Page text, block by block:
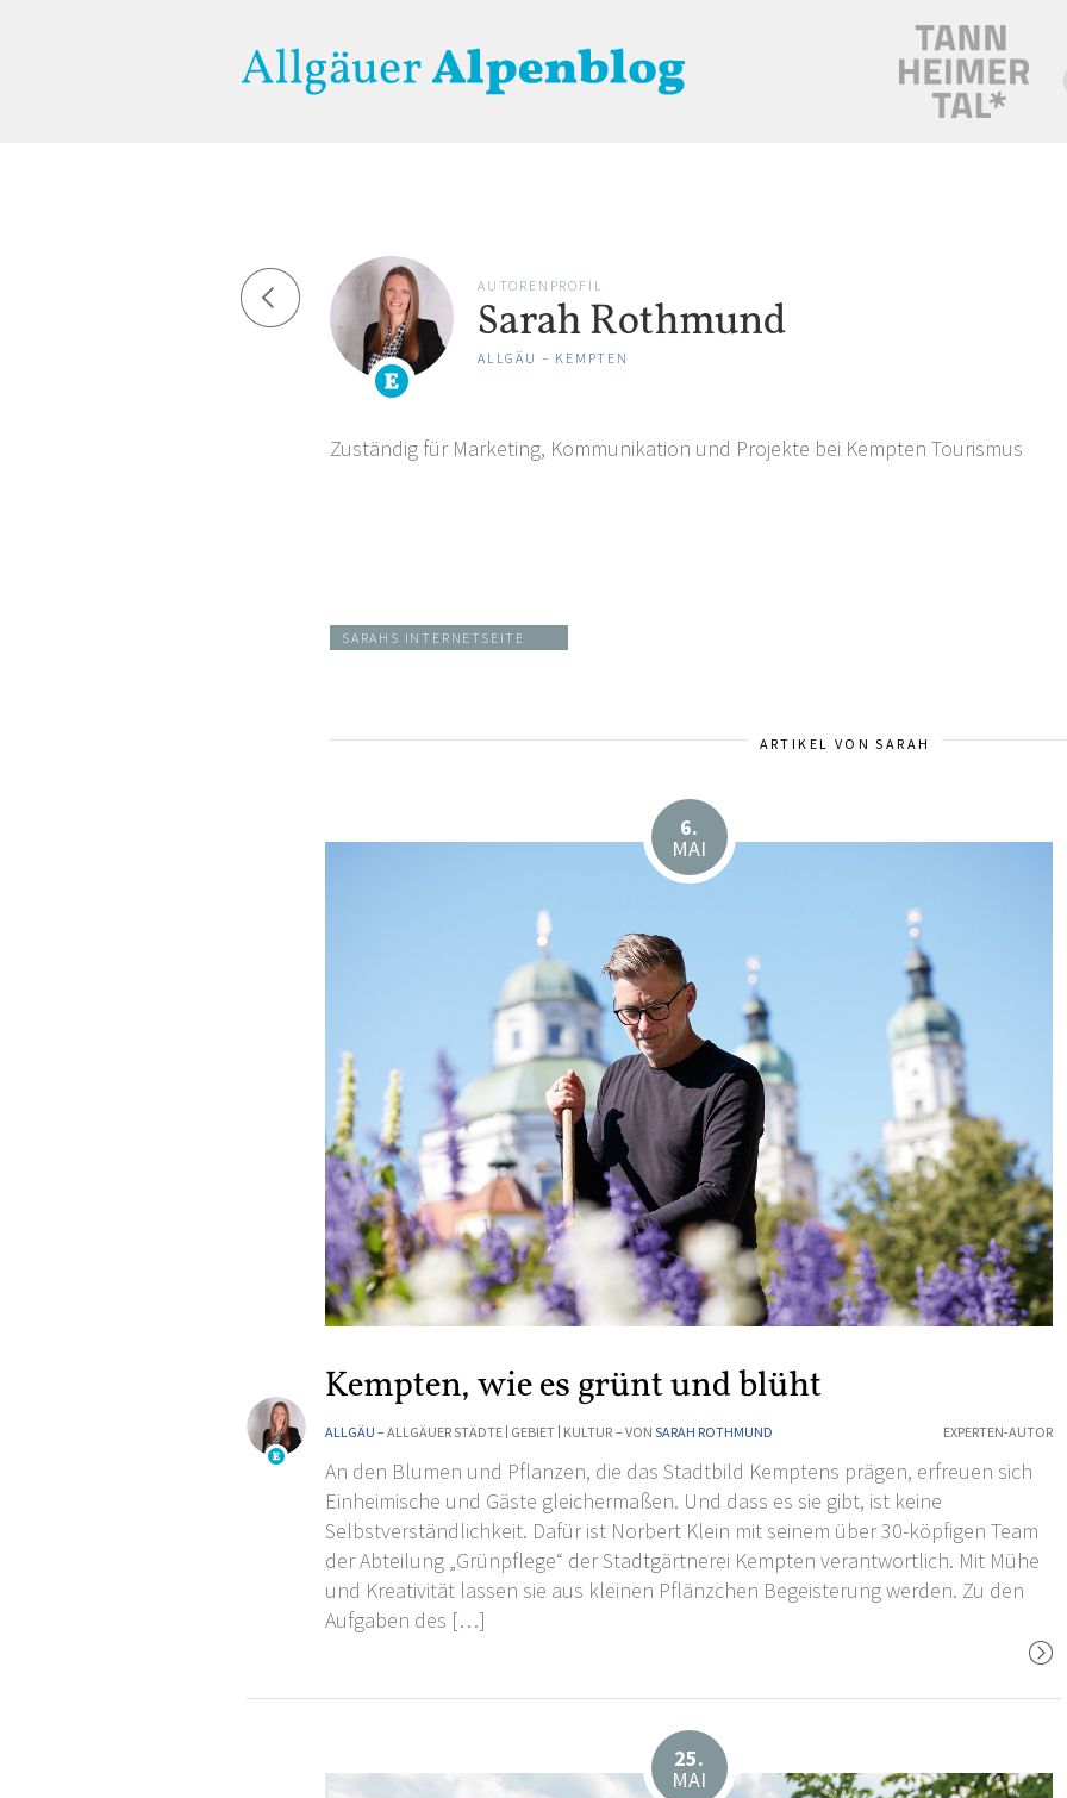
KULTUR WINTER
AUTORENPROFIL
Sarah Rothmund
ALLGÄU – KEMPTEN
Zuständig für Marketing, Kommunikation und Projekte bei Kempten Tourismus
SARAHS INTERNETSEITE
ARTIKEL VON SARAH
6.
MAI
Kempten, wie es grünt und blüht
ALLGÄU –ALLGÄUER STÄDTE GEBIET KULTUR – VONSARAH ROTHMUND EXPERTEN-AUTOR
An den Blumen und Pflanzen, die das Stadtbild Kemptens prägen, erfreuen sich
Einheimische und Gäste gleichermaßen. Und dass es sie gibt, ist keine
Selbstverständlichkeit. Dafür ist Norbert Klein mit seinem über 30-köpfigen Team
der Abteilung „Grünpflege“ der Stadtgärtnerei Kempten verantwortlich. Mit Mühe
und Kreativität lassen sie aus kleinen Pflänzchen Begeisterung werden. Zu den
Aufgaben des […]
25.
MAI